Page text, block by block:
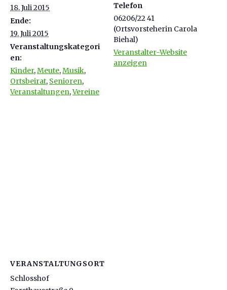
18. Juli 2015
Ende:
19. Juli 2015
Veranstaltungskategori
en:
Kinder,Meute,Musik,
Ortsbeirat, Senioren,
Veranstaltungen,Vereine
Telefon
06206/22 41
(Ortsvorsteherin Carola
Biehal)
Veranstalter-Website
anzeigen
VERANSTALTUNGSORT
Schlosshof